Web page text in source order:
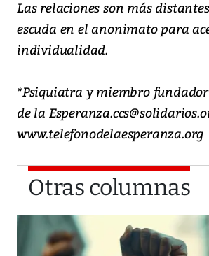
Las relaciones son más
escuda en el anonimato para
individualidad.
*Psiquiatra y miembro
de la
www.telefonodelaesperanza.org
Otras columnas